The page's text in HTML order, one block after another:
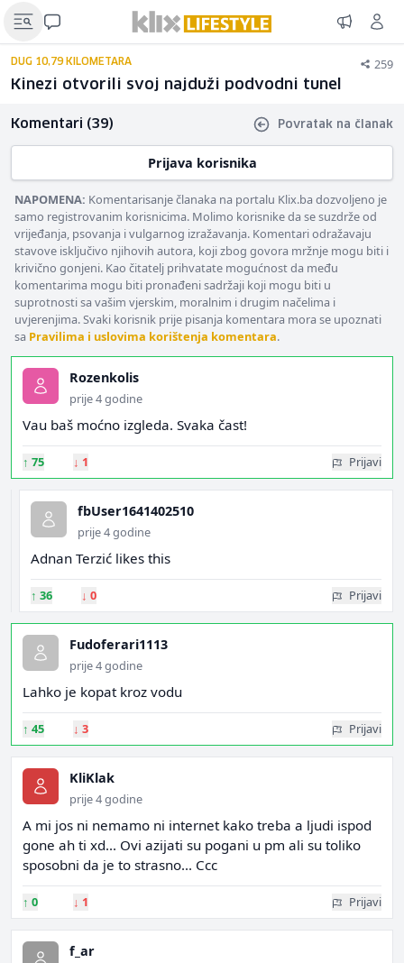
DUG 10,79 KILOMETARA 259
Kinezi otvorili svoj najduži podvodni tunel
Komentari (39) Povratak na članak
Prijava korisnika
NAPOMENA: Komentarisanje članaka na portalu Klix.ba dozvoljeno je
samo registrovanim korisnicima. Molimo korisnike da se suzdrže od
vrijeđanja, psovanja i vulgarnog izražavanja. Komentari odražavaju
stavove isključivo njihovih autora, koji zbog govora mržnje mogu biti i
krivično gonjeni. Kao čitatelj prihvatate mogućnost da među
komentarima mogu biti pronađeni sadržaji koji mogu biti u
suprotnosti sa vašim vjerskim, moralnim i drugim načelima i
uvjerenjima. Svaki korisnik prije pisanja komentara mora se upoznati
sa Pravilima i uslovima korištenja komentara.
Rozenkolis
prije 4 godine
Vau baš moćno izgleda. Svaka čast!
↑ 75 ↓ 1 Prijavi
fbUser1641402510
prije 4 godine
Adnan Terzić likes this
↑ 36 ↓ 0 Prijavi
Fudoferari1113
prije 4 godine
Lahko je kopat kroz vodu
↑ 45 ↓ 3 Prijavi
KliKlak
prije 4 godine
A mi jos ni nemamo ni internet kako treba a ljudi ispod
gone ah ti xd... Ovi azijati su pogani u pm ali su toliko
sposobni da je to strasno... Ccc
↑ 0 ↓ 1 Prijavi
f_ar